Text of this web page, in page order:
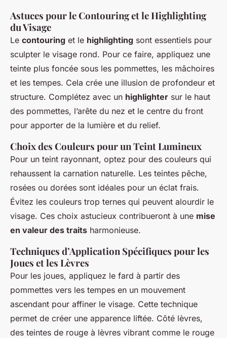
Astuces pour le Contouring et le Highlighting
du Visage
Le contouring et le highlighting sont essentiels pour
sculpter le visage rond. Pour ce faire, appliquez une
teinte plus foncée sous les pommettes, les mâchoires
et les tempes. Cela crée une illusion de profondeur et
structure. Complétez avec un highlighter sur le haut
des pommettes, l’arête du nez et le centre du front
pour apporter de la lumière et du relief.
Choix des Couleurs pour un Teint Lumineux
Pour un teint rayonnant, optez pour des couleurs qui
rehaussent la carnation naturelle. Les teintes pêche,
rosées ou dorées sont idéales pour un éclat frais.
Évitez les couleurs trop ternes qui peuvent alourdir le
visage. Ces choix astucieux contribueront à une mise
en valeur des traits harmonieuse.
Techniques d’Application Spécifiques pour les
Joues et les Lèvres
Pour les joues, appliquez le fard à partir des
pommettes vers les tempes en un mouvement
ascendant pour affiner le visage. Cette technique
permet de créer une apparence liftée. Côté lèvres,
des teintes de rouge à lèvres vibrant comme le rouge